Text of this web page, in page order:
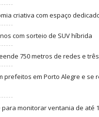
criativa com espaço
com sorteio de SUV híbrida
750 metros de redes e
prefeitos em Porto Alegre e se
monitorar ventania de até